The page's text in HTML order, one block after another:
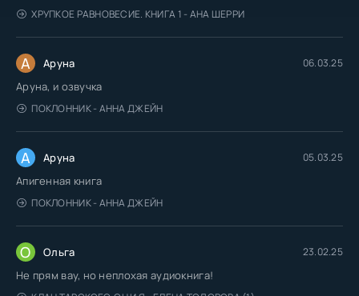
ХРУПКОЕ РАВНОВЕСИЕ. КНИГА 1 - АНА ШЕРРИ
А Аруна 06.03.25
Аруна, и озвучка
ПОКЛОННИК - АННА ДЖЕЙН
А Аруна 05.03.25
Апигенная книга
ПОКЛОННИК - АННА ДЖЕЙН
О Ольга 23.02.25
Не прям вау, но неплохая аудиокнига!